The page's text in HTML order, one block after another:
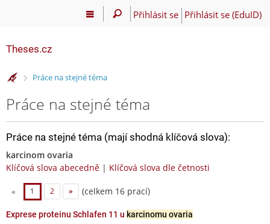
Přihlásit se Přihlásit se (EduID)
Theses.cz
>Práce na stejné téma
Práce na stejné téma
Práce na stejné téma (mají shodná klíčová slova):
karcinom ovaria
Klíčová slova abecedně | Klíčová slova dle četnosti
« 1 2 » (celkem 16 prací)
Exprese proteinu Schlafen 11 u karcinomu ovaria